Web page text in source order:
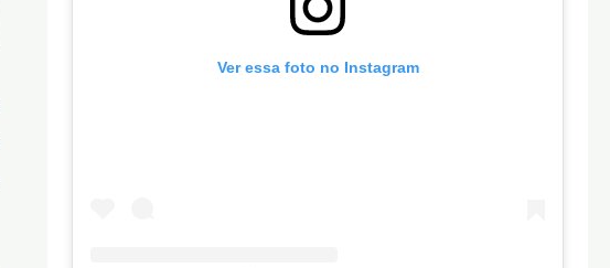
Ver essa foto no Instagram